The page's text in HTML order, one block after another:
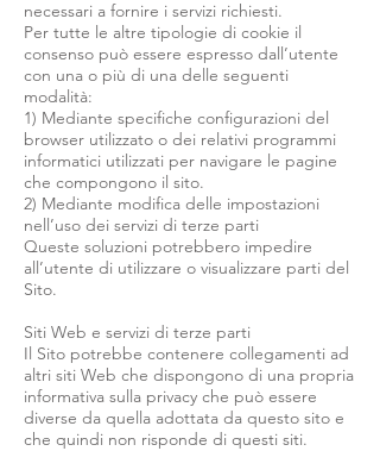
necessari a fornire i servizi richiesti.
Per tutte le altre tipologie di cookie il
consenso può essere espresso dall’utente
con una o più di una delle seguenti
modalità:
1) Mediante specifiche configurazioni del
browser utilizzato o dei relativi programmi
informatici utilizzati per navigare le pagine
che compongono il sito.
2) Mediante modifica delle impostazioni
nell’uso dei servizi di terze parti
Queste soluzioni potrebbero impedire
all’utente di utilizzare o visualizzare parti del
Sito.
Siti Web e servizi di terze parti
Il Sito potrebbe contenere collegamenti ad
altri siti Web che dispongono di una propria
informativa sulla privacy che può essere
diverse da quella adottata da questo sito e
che quindi non risponde di questi siti.